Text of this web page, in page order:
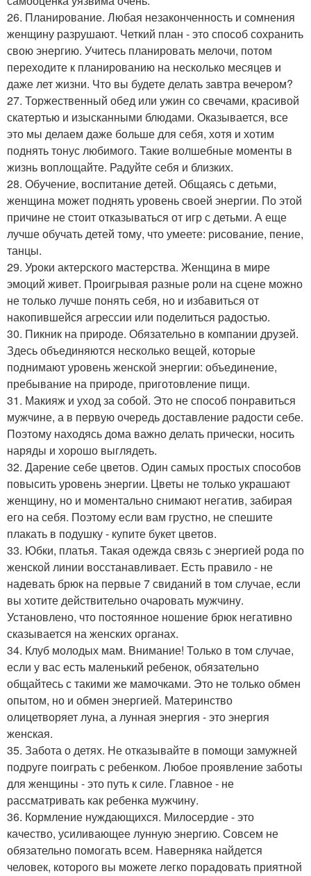
26. Планирование. Любая незаконченность и сомнения
женщину разрушают. Четкий план - это способ сохранить
свою энергию. Учитесь планировать мелочи, потом
переходите к планированию на несколько месяцев и
даже лет жизни. Что вы будете делать завтра вечером?
27. Торжественный обед или ужин со свечами, красивой
скатертью и изысканными блюдами. Оказывается, все
это мы делаем даже больше для себя, хотя и хотим
поднять тонус любимого. Такие волшебные моменты в
жизнь воплощайте. Радуйте себя и близких.
28. Обучение, воспитание детей. Общаясь с детьми,
женщина может поднять уровень своей энергии. По этой
причине не стоит отказываться от игр с детьми. А еще
лучше обучать детей тому, что умеете: рисование, пение,
танцы.
29. Уроки актерского мастерства. Женщина в мире
эмоций живет. Проигрывая разные роли на сцене можно
не только лучше понять себя, но и избавиться от
накопившейся агрессии или поделиться радостью.
30. Пикник на природе. Обязательно в компании друзей.
Здесь объединяются несколько вещей, которые
поднимают уровень женской энергии: объединение,
пребывание на природе, приготовление пищи.
31. Макияж и уход за собой. Это не способ понравиться
мужчине, а в первую очередь доставление радости себе.
Поэтому находясь дома важно делать прически, носить
наряды и хорошо выглядеть.
32. Дарение себе цветов. Один самых простых способов
повысить уровень энергии. Цветы не только украшают
женщину, но и моментально снимают негатив, забирая
его на себя. Поэтому если вам грустно, не спешите
плакать в подушку - купите букет цветов.
33. Юбки, платья. Такая одежда связь с энергией рода по
женской линии восстанавливает. Есть правило - не
надевать брюк на первые 7 свиданий в том случае, если
вы хотите действительно очаровать мужчину.
Установлено, что постоянное ношение брюк негативно
сказывается на женских органах.
34. Клуб молодых мам. Внимание! Только в том случае,
если у вас есть маленький ребенок, обязательно
общайтесь с такими же мамочками. Это не только обмен
опытом, но и обмен энергией. Материнство
олицетворяет луна, а лунная энергия - это энергия
женская.
35. Забота о детях. Не отказывайте в помощи замужней
подруге поиграть с ребенком. Любое проявление заботы
для женщины - это путь к силе. Главное - не
рассматривать как ребенка мужчину.
36. Кормление нуждающихся. Милосердие - это
качество, усиливающее лунную энергию. Совсем не
обязательно помогать всем. Наверняка найдется
человек, которого вы можете легко порадовать приятной